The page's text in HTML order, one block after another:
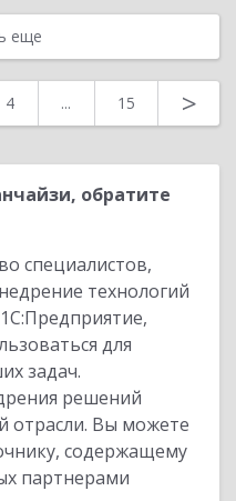
еще
4 ... 15 >
обратите
специалистов,
технологий
для
задач.
решений
отрасли. Вы можете
содержащему
партнерами